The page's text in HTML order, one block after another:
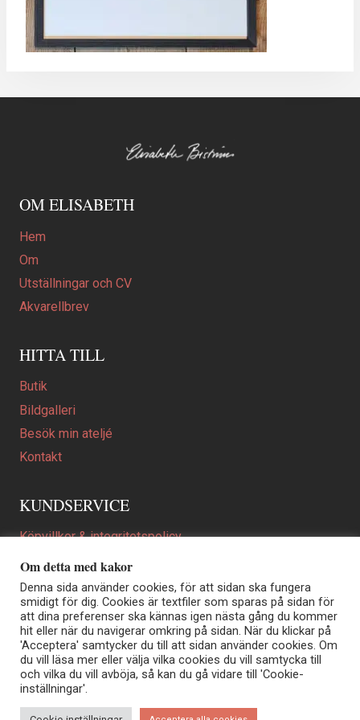
OM ELISABETH
Hem
Om
Utställningar och CV
Akvarellbrev
HITTA TILL
Butik
Bildgalleri
Besök min ateljé
Kontakt
KUNDSERVICE
Köpvillkor & integritetspolicy
Att beställa ett personligt utformat konstverk
En personligare gåva
FAQ
Elisabeth Biström | Akvarellkonstnär | Norrtälje
Sjöängstorpet AB, org.nr 556373-5447
Om detta med kakor
Denna sida använder cookies, för att sidan ska fungera
smidigt för dig. Cookies är textfiler som sparas på sidan för
att dina preferenser ska kännas igen nästa gång du kommer
hit eller när du navigerar omkring på sidan. När du klickar på
'Acceptera' samtycker du till att sidan använder cookies. Om
du vill läsa mer eller välja vilka cookies du vill samtycka till
och vilka du vill avböja, så kan du gå vidare till 'Cookie-
inställningar'.